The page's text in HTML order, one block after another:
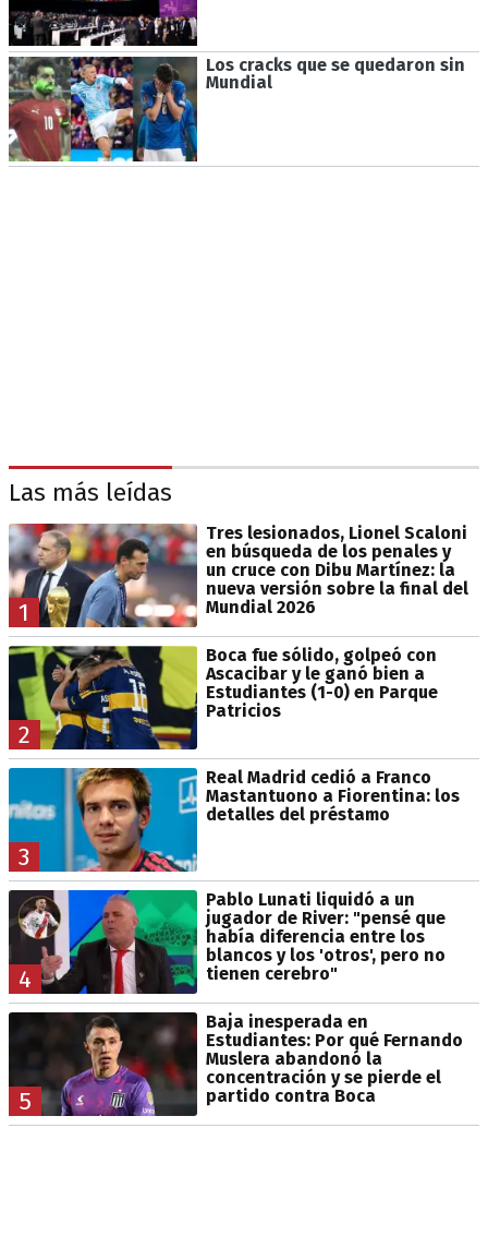
Los cracks que se quedaron sin
Mundial
Las más leídas
1
Tres lesionados, Lionel Scaloni
en búsqueda de los penales y
un cruce con Dibu Martínez: la
nueva versión sobre la final del
Mundial 2026
2
Boca fue sólido, golpeó con
Ascacibar y le ganó bien a
Estudiantes (1-0) en Parque
Patricios
3
Real Madrid cedió a Franco
Mastantuono a Fiorentina: los
detalles del préstamo
4
Pablo Lunati liquidó a un
jugador de River: "pensé que
había diferencia entre los
blancos y los 'otros', pero no
tienen cerebro"
5
Baja inesperada en
Estudiantes: Por qué Fernando
Muslera abandonó la
concentración y se pierde el
partido contra Boca